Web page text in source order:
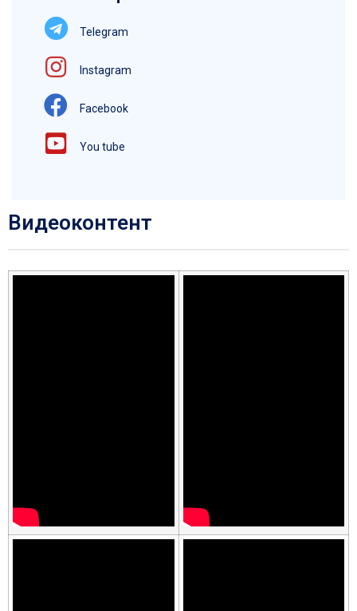
Telegram
Instagram
Facebook
You tube
Видеоконтент